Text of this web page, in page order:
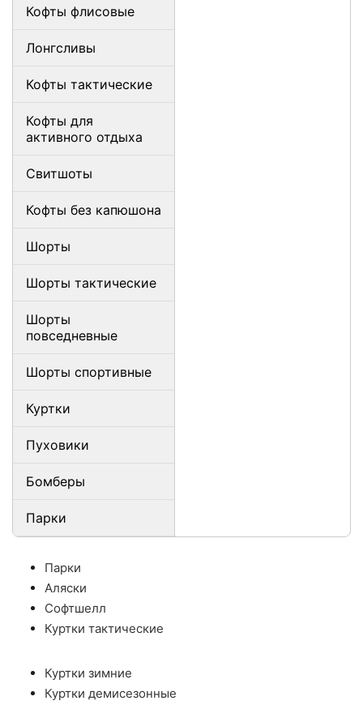
Кофты флисовые
Лонгсливы
Кофты тактические
Кофты для
активного отдыха
Свитшоты
Кофты без капюшона
Шорты
Шорты тактические
Шорты
повседневные
Шорты спортивные
Куртки
Пуховики
Бомберы
Парки
Парки
Аляски
Софтшелл
Куртки тактические
Куртки зимние
Куртки демисезонные